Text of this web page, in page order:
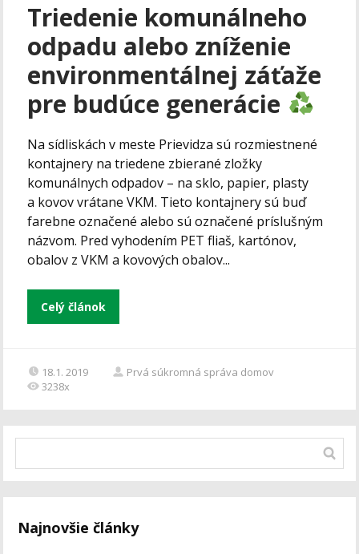
Triedenie komunálneho
odpadu alebo zníženie
environmentálnej záťaže
pre budúce generácie
Na sídliskách v meste Prievidza sú rozmiestnené
kontajnery na triedene zbierané zložky
komunálnych odpadov – na sklo, papier, plasty
a kovov vrátane VKM. Tieto kontajnery sú buď
farebne označené alebo sú označené príslušným
názvom. Pred vyhodením PET fliaš, kartónov,
obalov z VKM a kovových obalov...
Celý článok
18.1. 2019
Prvá súkromná správa domov
3238x
Najnovšie články